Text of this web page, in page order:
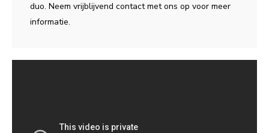
duo. Neem vrijblijvend contact met ons op voor meer
informatie.